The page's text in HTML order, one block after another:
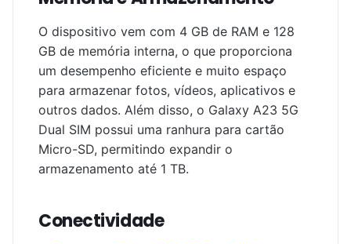
O dispositivo vem com 4 GB de RAM e 128
GB de memória interna, o que proporciona
um desempenho eficiente e muito espaço
para armazenar fotos, vídeos, aplicativos e
outros dados. Além disso, o Galaxy A23 5G
Dual SIM possui uma ranhura para cartão
Micro-SD, permitindo expandir o
armazenamento até 1 TB.
Conectividade